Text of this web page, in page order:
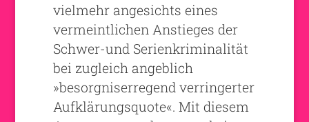
vielmehr angesichts eines
vermeintlichen Anstieges der
Schwer-und Serienkriminalität
bei zugleich angeblich
»besorgniserregend verringerter
Aufklärungsquote«. Mit diesem